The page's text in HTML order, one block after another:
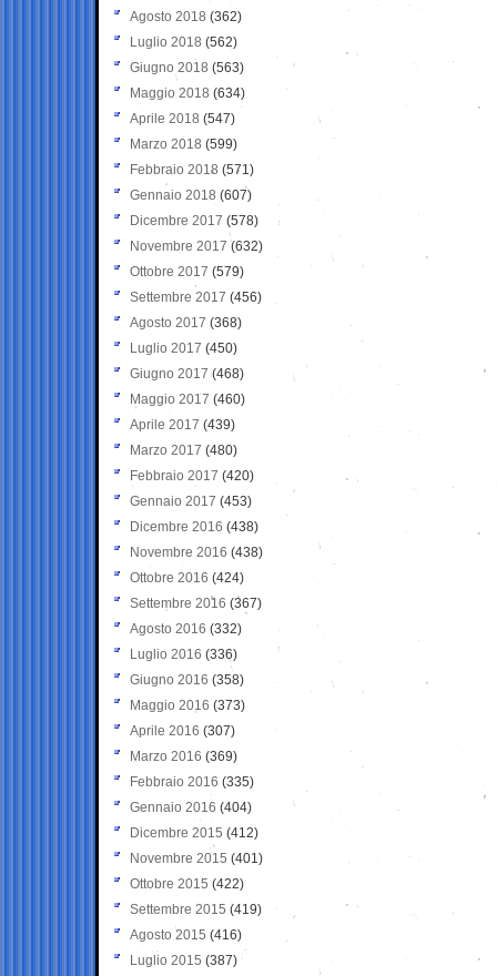
Agosto 2018 (362)
Luglio 2018 (562)
Giugno 2018 (563)
Maggio 2018 (634)
Aprile 2018 (547)
Marzo 2018 (599)
Febbraio 2018 (571)
Gennaio 2018 (607)
Dicembre 2017 (578)
Novembre 2017 (632)
Ottobre 2017 (579)
Settembre 2017 (456)
Agosto 2017 (368)
Luglio 2017 (450)
Giugno 2017 (468)
Maggio 2017 (460)
Aprile 2017 (439)
Marzo 2017 (480)
Febbraio 2017 (420)
Gennaio 2017 (453)
Dicembre 2016 (438)
Novembre 2016 (438)
Ottobre 2016 (424)
Settembre 2016 (367)
Agosto 2016 (332)
Luglio 2016 (336)
Giugno 2016 (358)
Maggio 2016 (373)
Aprile 2016 (307)
Marzo 2016 (369)
Febbraio 2016 (335)
Gennaio 2016 (404)
Dicembre 2015 (412)
Novembre 2015 (401)
Ottobre 2015 (422)
Settembre 2015 (419)
Agosto 2015 (416)
Luglio 2015 (387)